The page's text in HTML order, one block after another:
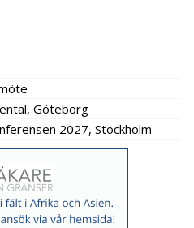
Göteborg
2027, Stockholm